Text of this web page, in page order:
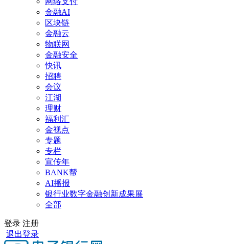
金融AI
区块链
金融云
物联网
金融安全
快讯
招聘
会议
江湖
理财
福利汇
金视点
专题
专栏
宣传年
BANK帮
AI播报
银行业数字金融创新成果展
全部
登录 注册
退出登录